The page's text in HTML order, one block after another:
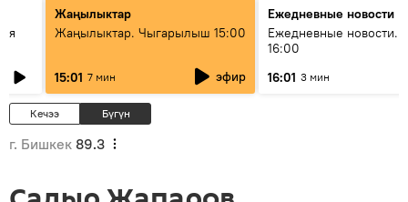
Жаңылыктар
Жаңылыктар. Чыгарылыш 15:00
15:01 7 мин эфир
Ежедневные новости
Ежедневные новости.
16:00
16:01 3 мин
Кечээ Бүгүн
г. Бишкек 89.3